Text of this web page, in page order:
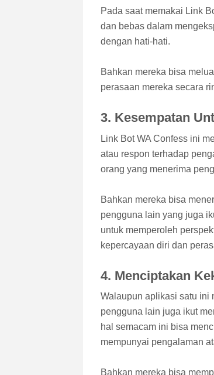
Pada saat memakai Link
dan bebas dalam
dengan hati-hati.
Bahkan mereka bisa
perasaan mereka secara
3. Kesempatan
Link Bot WA Confess ini
atau respon terhadap
orang yang menerima
Bahkan mereka bisa
pengguna lain yang juga
untuk memperoleh
kepercayaan diri dan
4. Menciptakan
Walaupun aplikasi satu ini
pengguna lain juga ikut
hal semacam ini bisa
mempunyai pengalaman
Bahkan mereka bisa